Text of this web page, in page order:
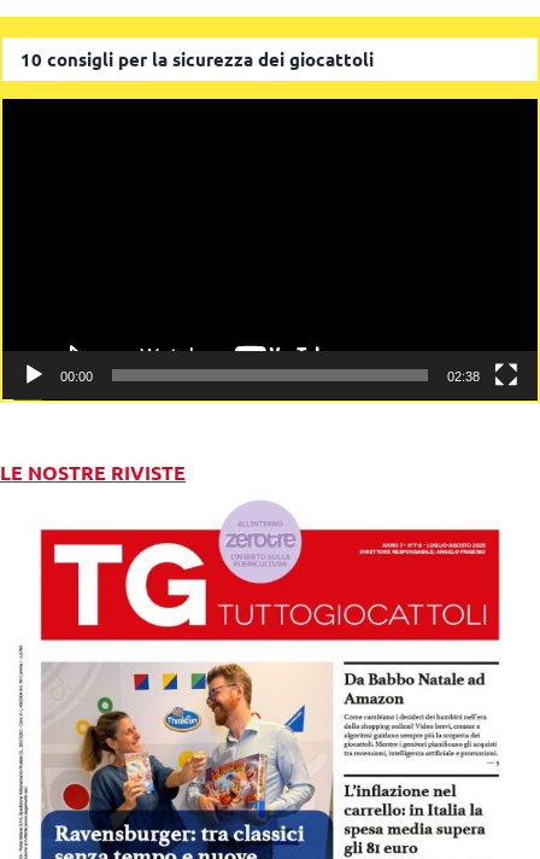
10 consigli per la sicurezza dei giocattoli
00:00 02:38
LE NOSTRE RIVISTE